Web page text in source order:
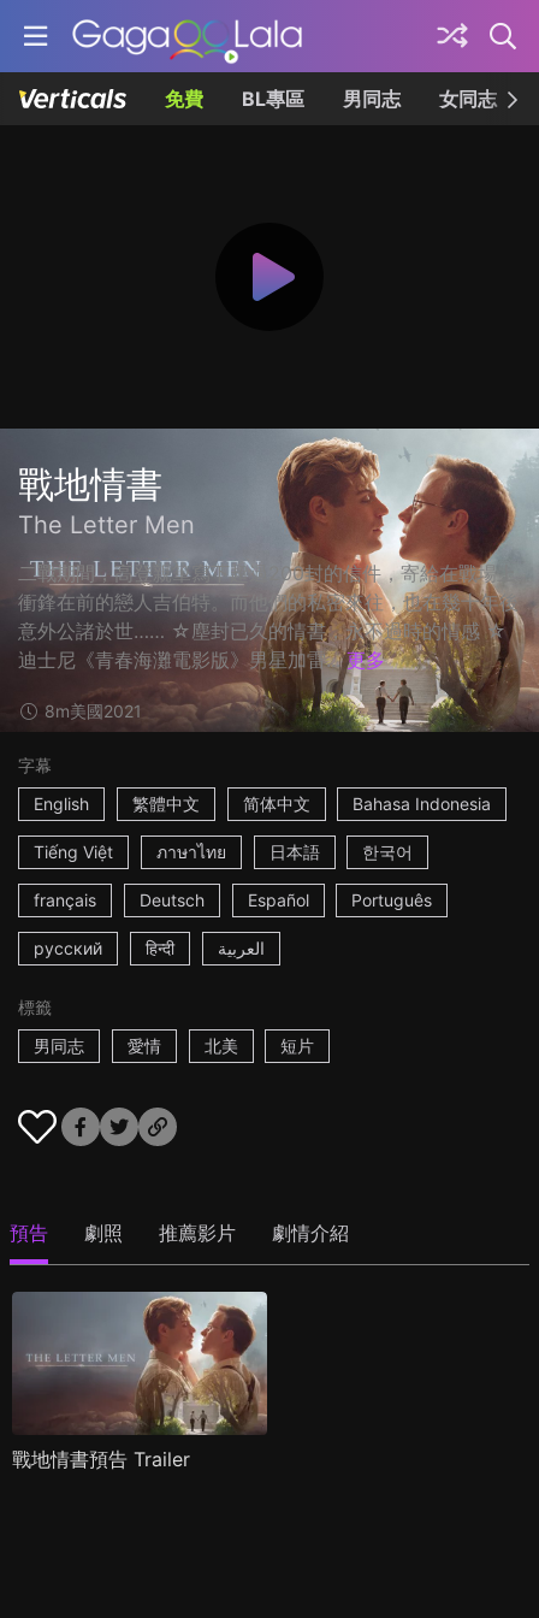
免費 BL專區 男同志 女同志
戰地情書
The Letter Men
二戰期間，高登親筆寫下超過200封的信件，寄給在戰場上
衝鋒在前的戀人吉伯特。而他們的私密來往，也在幾十年後
意外公諸於世…… ☆塵封已久的情書，永不過時的情感 ☆
迪士尼《青春海灘電影版》男星加雷... 更多
8m美國2021
字幕
English
繁體中文 简体中文 Bahasa Indonesia
Tiếng Việt ภาษาไทย 日本語 한국어
français Deutsch Español Português
русский हिन्दी العربية
標籤
男同志
愛情 北美 短片
預告 劇照 推薦影片 劇情介紹
戰地情書預告 Trailer